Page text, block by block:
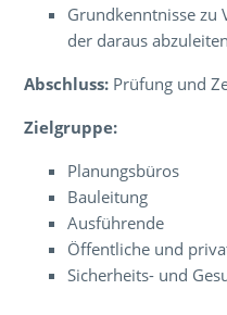
Grundkenntnisse zu
der daraus
Abschluss: Prüfung und
Zielgruppe:
Planungsbüros
Bauleitung
Ausführende
Öffentliche und
Sicherheits- und